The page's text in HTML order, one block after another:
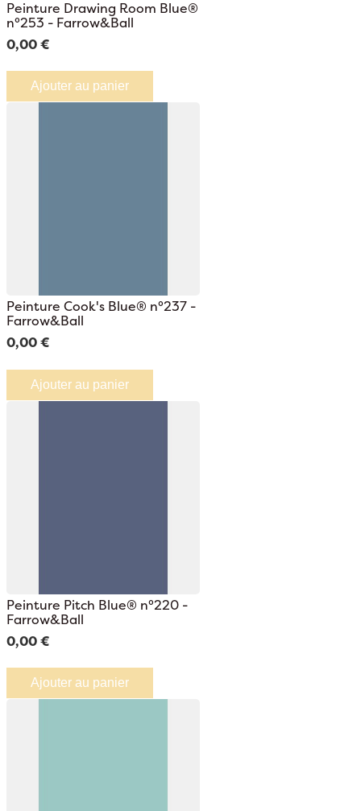
Peinture Drawing Room Blue®
n°253 - Farrow&Ball
0,00 €
Ajouter au panier
Peinture Cook's Blue® n°237 -
Farrow&Ball
0,00 €
Ajouter au panier
Peinture Pitch Blue® n°220 -
Farrow&Ball
0,00 €
Ajouter au panier